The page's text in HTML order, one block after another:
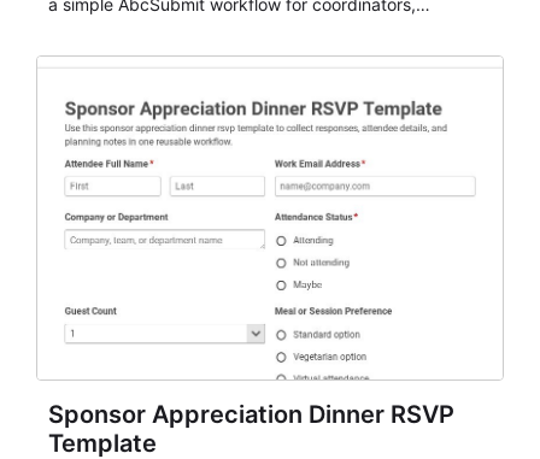
a simple AbcSubmit workflow for coordinators,
Sponsor Appreciation Dinner RSVP
Template